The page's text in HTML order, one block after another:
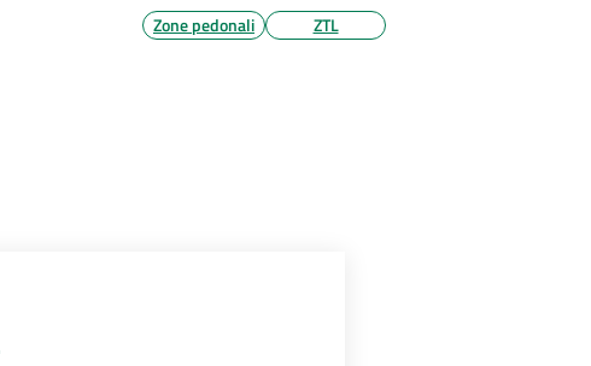
Zone pedonali
ZTL